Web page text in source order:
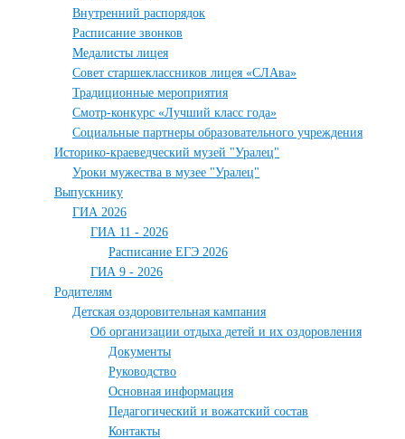
Внутренний распорядок
Расписание звонков
Медалисты лицея
Совет старшеклассников лицея «СЛАва»
Традиционные мероприятия
Смотр-конкурс «Лучший класс года»
Социальные партнеры образовательного учреждения
Историко-краеведческий музей "Уралец"
Уроки мужества в музее "Уралец"
Выпускнику
ГИА 2026
ГИА 11 - 2026
Расписание ЕГЭ 2026
ГИА 9 - 2026
Родителям
Детская оздоровительная кампания
Об организации отдыха детей и их оздоровления
Документы
Руководство
Основная информация
Педагогический и вожатский состав
Контакты